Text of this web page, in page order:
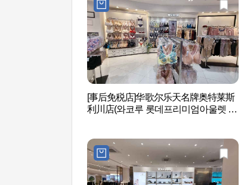
[事后免税店]华歌尔乐天名牌奥特莱斯
利川店(와코루 롯데프리미엄아울렛 이